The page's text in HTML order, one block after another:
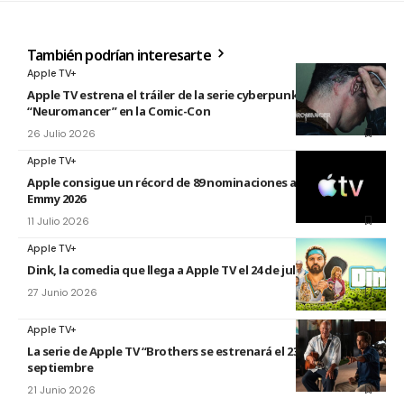
También podrían interesarte
Apple TV+
Apple TV estrena el tráiler de la serie cyberpunk
“Neuromancer” en la Comic-Con
26 Julio 2026
Apple TV+
Apple consigue un récord de 89 nominaciones a los premios
Emmy 2026
11 Julio 2026
Apple TV+
Dink, la comedia que llega a Apple TV el 24 de julio
27 Junio 2026
Apple TV+
La serie de Apple TV “Brothers se estrenará el 23 de
septiembre
21 Junio 2026